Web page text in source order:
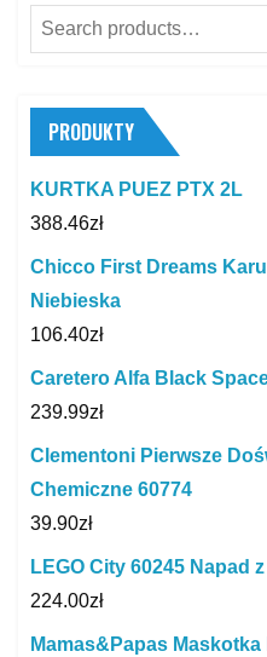
Search
for:
PRODUKTY
KURTKA PUEZ PTX 2L
388.46zł
Chicco First Dreams
Niebieska
106.40zł
Caretero Alfa Black
239.99zł
Clementoni Pierwsze
Chemiczne 60774
39.90zł
LEGO City 60245 Napad
224.00zł
Mamas&Papas